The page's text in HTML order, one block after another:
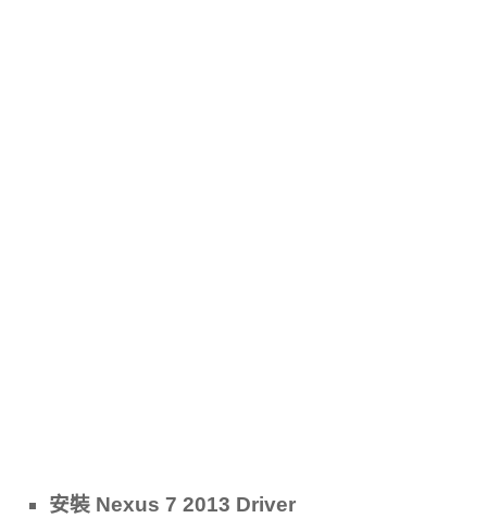
安裝 Nexus 7 2013 Driver